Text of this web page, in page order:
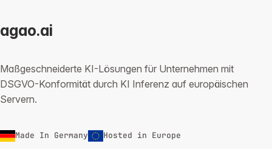
agao.ai
Maßgeschneiderte KI-Lösungen für Unternehmen mit
DSGVO-Konformität durch KI Inferenz auf europäischen
Servern.
Made In Germany Hosted in Europe